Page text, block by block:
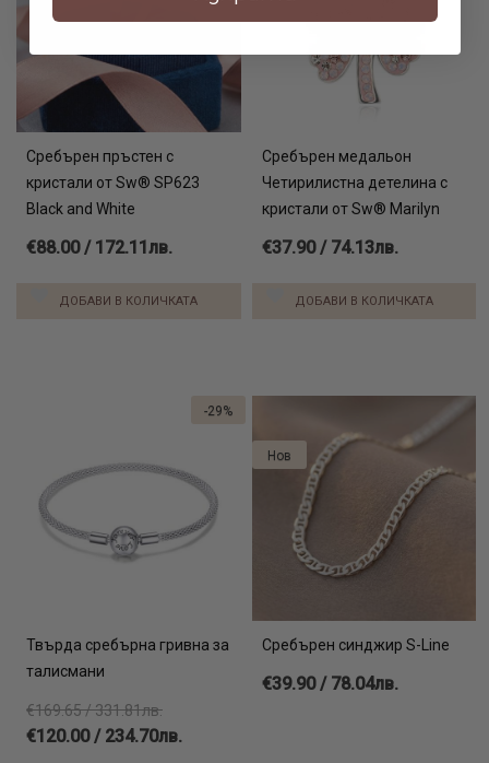
Сребърен пръстен с
кристали от Sw® SP623
Black and White
€88.00 / 172.11лв.
ДОБАВИ В КОЛИЧКАТА
Сребърен медальон
Четирилистна детелина с
кристали от Sw® Marilyn
€37.90 / 74.13лв.
ДОБАВИ В КОЛИЧКАТА
Твърда сребърна гривна за
талисмани
€169.65 / 331.81лв.
€120.00 / 234.70лв.
-29%
Сребърен синджир S-Line
€39.90 / 78.04лв.
Нов